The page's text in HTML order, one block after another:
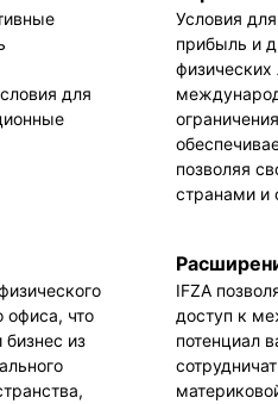
для
Условия
прибыль и
физических
позволяя
странами и
офиса, что
бизнес из
IFZA
доступ к
потенциал